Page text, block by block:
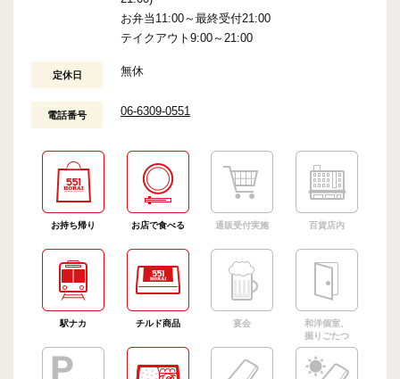
お弁当11:00～最終受付21:00
テイクアウト9:00～21:00
定休日 無休
電話番号 06-6309-0551
お持ち帰り お店で食べる 通販受付実施 百貨店内
駅ナカ チルド商品 宴会
和洋個室、
掘りごたつ